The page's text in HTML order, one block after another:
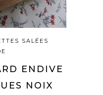
SALÉES
ENDIVE
NOIX